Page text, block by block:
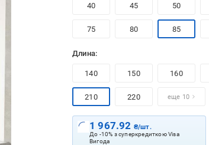
40 45 50
75 80 85
Длина:
140 150 160
210 220 еще 10
1 967.92 ₴/шт.
До -10% з суперкредиткою Visa
Вигода